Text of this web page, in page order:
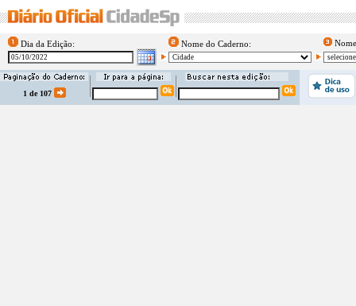
Dia da Edição: Nome do Caderno:
1 de 107